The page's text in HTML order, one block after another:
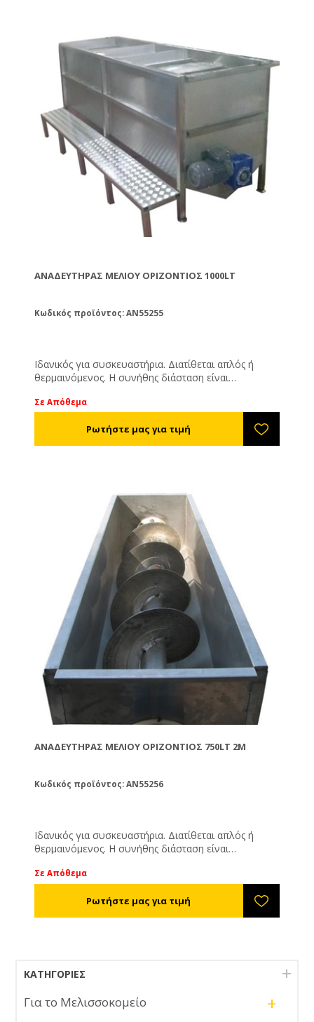
ΑΝΑΔΕΥΤΉΡΑΣ ΜΕΛΙΟΎ ΟΡΙΖΌΝΤΙΟΣ 1000LT
Κωδικός προϊόντος: AN55255
Ιδανικός για συσκευαστήρια. Διατίθεται απλός ή
θερμαινόμενος. Η συνήθης διάσταση είναι
κατασκευαστεί ανάλογα με τις δικές σας ανάγκες. 2Hp
Σε Απόθεμα
ΑΝΑΔΕΥΤΉΡΑΣ ΜΕΛΙΟΎ ΟΡΙΖΌΝΤΙΟΣ 750LT 2M
Κωδικός προϊόντος: AN55256
Ιδανικός για συσκευαστήρια. Διατίθεται απλός ή
θερμαινόμενος. Η συνήθης διάσταση είναι
κατασκευαστεί ανάλογα με τις δικές σας ανάγκες. 2Hp
Σε Απόθεμα
ΚΑΤΗΓΟΡΊΕΣ
Για το Μελισσοκομείο +